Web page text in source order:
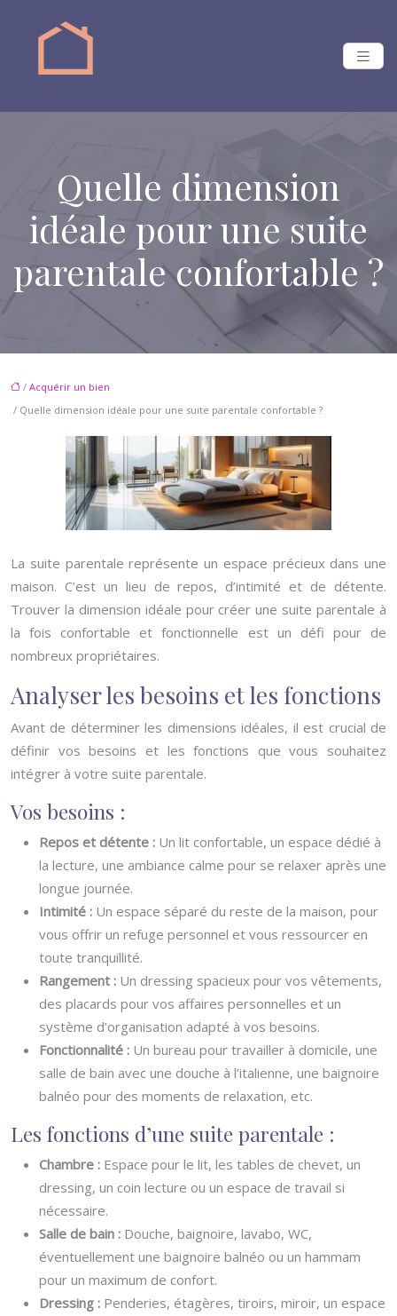
Quelle dimension
idéale pour une suite
parentale confortable ?
/ Acquérir un bien
/ Quelle dimension idéale pour une suite parentale confortable ?
La suite parentale représente un espace précieux dans une
maison. C’est un lieu de repos, d’intimité et de détente.
Trouver la dimension idéale pour créer une suite parentale à
la fois confortable et fonctionnelle est un défi pour de
nombreux propriétaires.
Analyser les besoins et les fonctions
Avant de déterminer les dimensions idéales, il est crucial de
définir vos besoins et les fonctions que vous souhaitez
intégrer à votre suite parentale.
Vos besoins :
Repos et détente : Un lit confortable, un espace dédié à
la lecture, une ambiance calme pour se relaxer après une
longue journée.
Intimité : Un espace séparé du reste de la maison, pour
vous offrir un refuge personnel et vous ressourcer en
toute tranquillité.
Rangement : Un dressing spacieux pour vos vêtements,
des placards pour vos affaires personnelles et un
système d’organisation adapté à vos besoins.
Fonctionnalité : Un bureau pour travailler à domicile, une
salle de bain avec une douche à l’italienne, une baignoire
balnéo pour des moments de relaxation, etc.
Les fonctions d’une suite parentale :
Chambre : Espace pour le lit, les tables de chevet, un
dressing, un coin lecture ou un espace de travail si
nécessaire.
Salle de bain : Douche, baignoire, lavabo, WC,
éventuellement une baignoire balnéo ou un hammam
pour un maximum de confort.
Dressing : Penderies, étagères, tiroirs, miroir, un espace